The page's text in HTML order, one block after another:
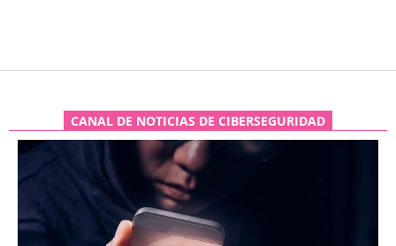
CANAL DE NOTICIAS DE CIBERSEGURIDAD